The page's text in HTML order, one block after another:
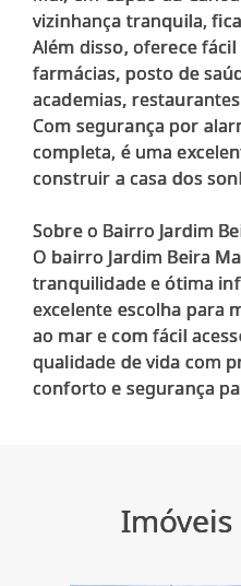
vizinhança tranquila,
Além disso, oferece
farmácias, posto de
academias,
Com segurança por
completa, é uma
construir a casa dos
Sobre o Bairro Jardim
O bairro Jardim Beira
tranquilidade e ótima
excelente escolha para
ao mar e com fácil
qualidade de vida com